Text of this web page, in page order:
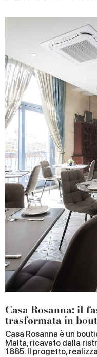
Casa Rosanna: il
trasformata in
Casa Rosanna è un
Malta, ricavato dalla
1885. Il progetto,